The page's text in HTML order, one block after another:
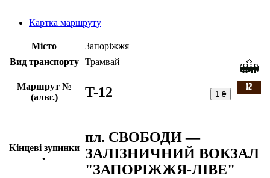
Картка маршруту
Місто
Запоріжжя
Вид транспорту
Трамвай
Маршрут №
(альт.)
T-12 1 ₴
Кінцеві зупинки
•
пл. СВОБОДИ —
ЗАЛІЗНИЧНИЙ ВОКЗАЛ
"ЗАПОРІЖЖЯ-ЛІВЕ"